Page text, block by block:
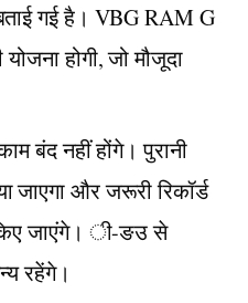
गई है। VBG RAM G
योजना होगी, जो मौजूदा
बंद नहीं होंगे। पुरानी
जाएगा और जरूरी रिकॉर्ड
जाएंगे। ी-ङउ से
रहेंगे।